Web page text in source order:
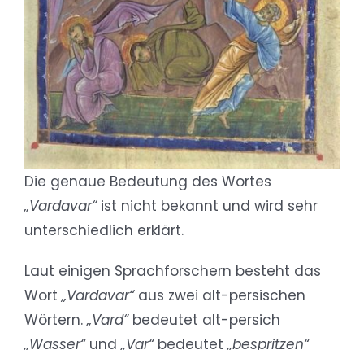
Die genaue Bedeutung des Wortes
„Vardavar“ist nicht bekannt und wird sehr
unterschiedlich erklärt.
Laut einigen Sprachforschern besteht das
Wort„Vardavar“aus zwei alt-persischen
Wörtern.„Vard“bedeutet alt-persich
„Wasser“und„Var“bedeutet„bespritzen“